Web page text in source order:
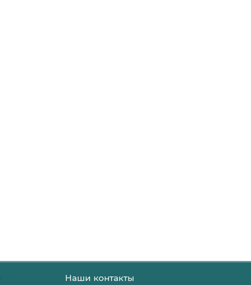
Наши контакты